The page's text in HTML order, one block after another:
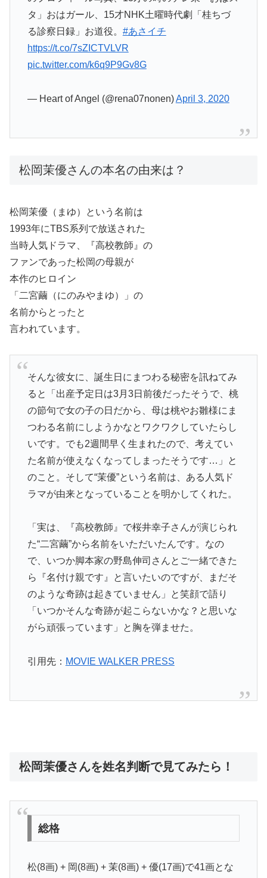
タ」おはガール、15才NHK土曜時代劇「桂ちづ
る診察日録」お道役。 #あさイチ
https://t.co/7sZICTVLVR
pic.twitter.com/k6q9P9Gv8G
— Heart of Angel (@rena07nonen)April 3, 2020
松岡茉優さんの本名の由来は？
松岡茉優（まゆ）という名前は
1993年にTBS系列で放送された
当時人気ドラマ、『高校教師』の
ファンであった松岡の母親が
本作のヒロイン
「二宮繭（にのみやまゆ）」の
名前からとったと
言われています。
そんな彼女に、誕生日にまつわる秘密を訊ねてみ
ると「出産予定日は3月3日前後だったそうで、桃
の節句で女の子の日だから、母は桃やお雛様にま
つわる名前にしようかなとワクワクしていたらし
いです。でも2週間早く生まれたので、考えてい
た名前が使えなくなってしまったそうです…」と
のこと。そして“茉優”という名前は、ある人気ド
ラマが由来となっていることを明かしてくれた。
「実は、『高校教師』で桜井幸子さんが演じられ
た“二宮繭”から名前をいただいたんです。なの
で、いつか脚本家の野島伸司さんとご一緒できた
ら『名付け親です』と言いたいのですが、まだそ
のような奇跡は起きていません」と笑顔で語り
「いつかそんな奇跡が起こらないかな？と思いな
がら頑張っています」と胸を弾ませた。
引用先： MOVIE WALKER PRESS
松岡茉優さんを姓名判断で見てみたら！
総格
松(8画) + 岡(8画) + 茉(8画) + 優(17画)で41画とな